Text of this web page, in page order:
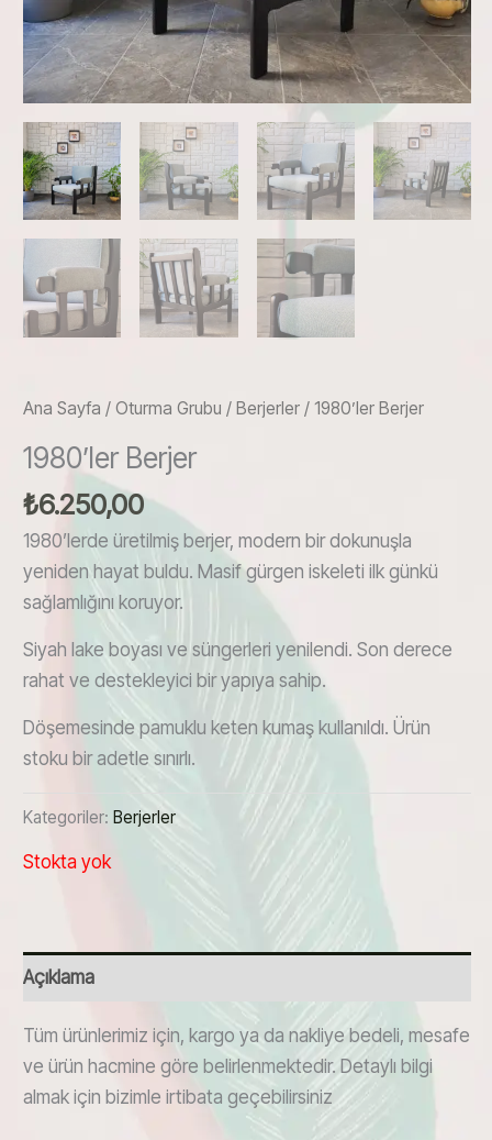
Ana Sayfa / Oturma Grubu / Berjerler / 1980’ler Berjer
1980’ler Berjer
₺6.250,00
1980’lerde üretilmiş berjer, modern bir dokunuşla
yeniden hayat buldu. Masif gürgen iskeleti ilk günkü
sağlamlığını koruyor.
Siyah lake boyası ve süngerleri yenilendi. Son derece
rahat ve destekleyici bir yapıya sahip.
Döşemesinde pamuklu keten kumaş kullanıldı. Ürün
stoku bir adetle sınırlı.
Kategoriler: Berjerler
Stokta yok
Açıklama
Tüm ürünlerimiz için, kargo ya da nakliye bedeli, mesafe
ve ürün hacmine göre belirlenmektedir. Detaylı bilgi
almak için bizimle irtibata geçebilirsiniz